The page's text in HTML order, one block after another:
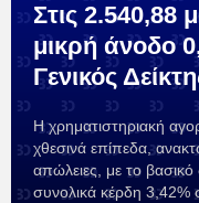
Στις 2.540,88
μικρή άνοδο
Γενικός
Η χρηματιστηριακή
χθεσινά επίπεδα,
απώλειες, με το βασικό
συνολικά κέρδη 3,42%